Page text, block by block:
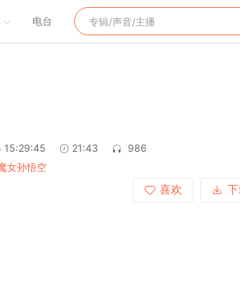
电台
15:29:45 21:43
986
女孙悟空
喜欢